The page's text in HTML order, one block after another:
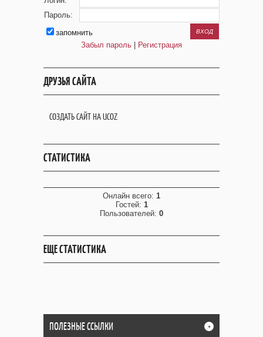
Пароль:
запомнить
Забыл пароль
Регистрация
ДРУЗЬЯ САЙТА
СОЗДАТЬ САЙТ НА UCOZ
СТАТИСТИКА
Онлайн всего: 1
Гостей: 1
Пользователей: 0
ЕЩЕ СТАТИСТИКА
ПОЛЕЗНЫЕ ССЫЛКИ +